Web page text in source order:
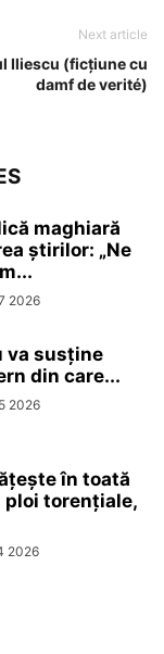
Next article
Iliescu (ficțiune cu
damf de verité)
maghiară
ştirilor: „Ne
2026
va susține
din care...
2026
în toată
ploi torențiale,
2026